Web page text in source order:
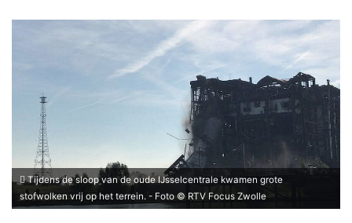
Tijdens de sloop van de oude IJsselcentrale kwamen grote
stofwolken vrij op het terrein. - Foto © RTV Focus Zwolle